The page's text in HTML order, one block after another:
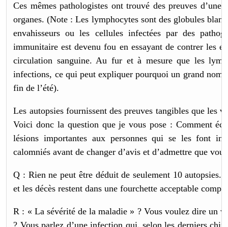
Ces mêmes pathologistes ont trouvé des preuves
organes. (Note : Les lymphocytes sont des globules
envahisseurs ou les cellules infectées par des
immunitaire est devenu fou en essayant de contrer les
circulation sanguine. Au fur et à mesure que les
infections, ce qui peut expliquer pourquoi un grand
fin de l’été).
Les autopsies fournissent des preuves tangibles que les
Voici donc la question que je vous pose : Comment
lésions importantes aux personnes qui se les font
calomniés avant de changer d’avis et d’admettre que
Q : Rien ne peut être déduit de seulement 10 autopsies.
et les décès restent dans une fourchette acceptable
R : « La sévérité de la maladie » ? Vous voulez dire un